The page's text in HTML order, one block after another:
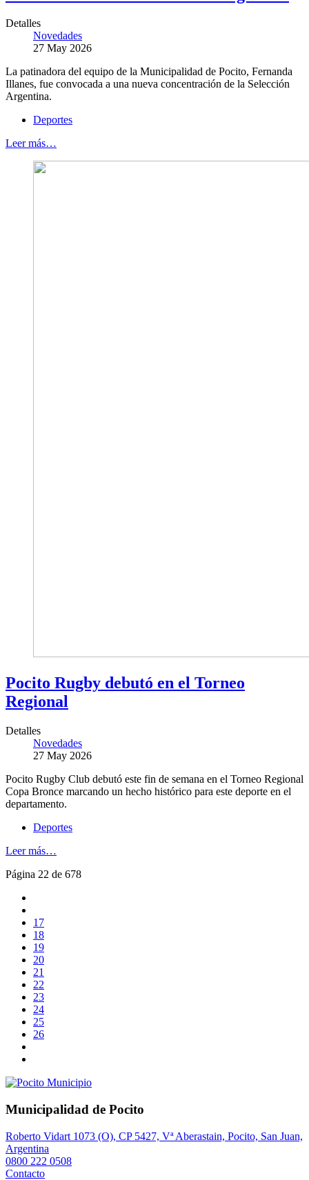
Detalles
Novedades
27 May 2026
La patinadora del equipo de la Municipalidad de Pocito, Fernanda
Illanes, fue convocada a una nueva concentración de la Selección
Argentina.
Deportes
Leer más…
Pocito Rugby debutó en el Torneo
Regional
Detalles
Novedades
27 May 2026
Pocito Rugby Club debutó este fin de semana en el Torneo Regional
Copa Bronce marcando un hecho histórico para este deporte en el
departamento.
Deportes
Leer más…
Página 22 de 678
17
18
19
20
21
22
23
24
25
26
Municipalidad de Pocito
Roberto Vidart 1073 (O), CP 5427, Vª Aberastain, Pocito, San Juan,
Argentina
0800 222 0508
Contacto